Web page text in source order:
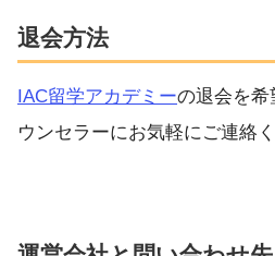
退会方法
IAC留学アカデミーの退会を希
ウンセラーにお気軽にご連絡く